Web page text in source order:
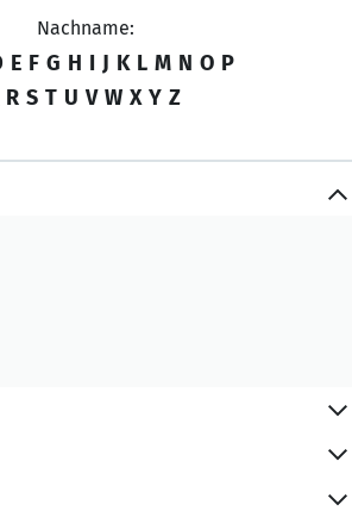
Nachname:
E F G H I J K L M N O P
R S T U V W X Y Z